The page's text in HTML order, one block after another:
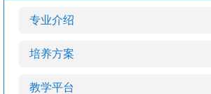
专业介绍
培养方案
教学平台